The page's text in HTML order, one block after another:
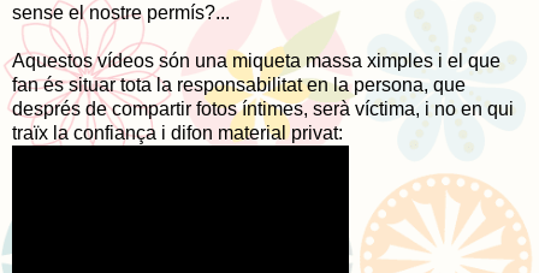
sense el nostre permís?...
Aquestos vídeos són una miqueta massa ximples i el que
fan és situar tota la responsabilitat en la persona, que
després de compartir fotos íntimes, serà víctima, i no en qui
traïx la confiança i difon material privat: